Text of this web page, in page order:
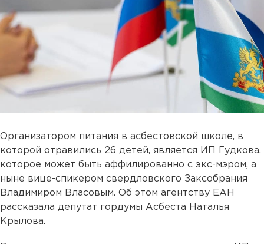
Организатором питания в асбестовской школе, в
которой отравились 26 детей, является ИП Гудкова,
которое может быть аффилированно с экс-мэром, а
ныне вице-спикером свердловского Заксобрания
Владимиром Власовым. Об этом агентству ЕАН
рассказала депутат гордумы Асбеста Наталья
Крылова.